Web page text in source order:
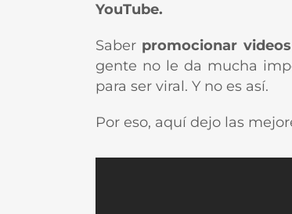
YouTube.
Saber promocionar
gente no le da mucha
para ser viral. Y no es así.
Por eso, aquí dejo las